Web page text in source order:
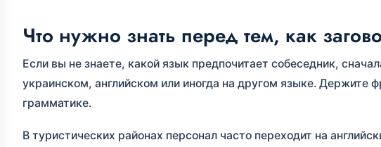
Что нужно знать перед тем, как
Если вы не знаете, какой язык предпочитает собеседник,
украинском, английском или иногда на другом языке. Держите
грамматике.
В туристических районах персонал часто переходит на